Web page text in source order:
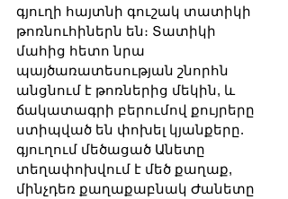
գյուղի հայտնի գուշակ տատիկի
թոռնուհիներն են։ Տատիկի
մահից հետո նրա
պայծառատեսության շնորհն
անցնում է թոռներից մեկին, և
ճակատագրի բերումով քույրերը
ստիպված են փոխել կյանքերը.
գյուղում մեծացած Անետը
տեղափոխվում է մեծ քաղաք,
մինչդեռ քաղաքաբնակ Ժանետը